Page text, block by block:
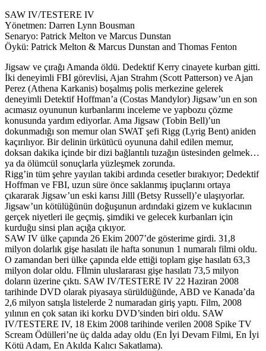
SAW IV/TESTERE IV
Yönetmen: Darren Lynn Bousman
Senaryo: Patrick Melton ve Marcus Dunstan
Öykü: Patrick Melton & Marcus Dunstan and Thomas Fenton
Jigsaw ve çırağı Amanda öldü. Dedektif Kerry cinayete kurban gitti.
İki deneyimli FBI görevlisi, Ajan Strahm (Scott Patterson) ve Ajan
Perez (Athena Karkanis) boşalmış polis merkezine gelerek
deneyimli Detektif Hoffman’a (Costas Mandylor) Jigsaw’un en son
acımasız oyununun kurbanlarını inceleme ve yapbozu çözme
konusunda yardım ediyorlar. Ama Jigsaw (Tobin Bell)’un
dokunmadığı son memur olan SWAT şefi Rigg (Lyrig Bent) aniden
kaçırılıyor. Bir delinin ürkütücü oyununa dahil edilen memur,
doksan dakika içinde bir dizi bağlantılı tuzağın üstesinden gelmek…
ya da ölümcül sonuçlarla yüzleşmek zorunda.
Rigg’in tüm şehre yayılan takibi ardında cesetler bırakıyor; Dedektif
Hoffman ve FBI, uzun süre önce saklanmış ipuçlarını ortaya
çıkararak Jigsaw’un eski karısı Jilll (Betsy Russell)’e ulaşıyorlar.
Jigsaw’un kötülüğünün doğuşunun ardındaki gizem ve kuklacının
gerçek niyetleri ile geçmiş, şimdiki ve gelecek kurbanları için
kurduğu sinsi plan açığa çıkıyor.
SAW IV ülke çapında 26 Ekim 2007’de gösterime girdi. 31,8
milyon dolarlık gişe hasılatı ile hafta sonunun 1 numaralı filmi oldu.
O zamandan beri ülke çapında elde ettiği toplam gişe hasılatı 63,3
milyon dolar oldu. Fİlmin uluslararası gişe hasılatı 73,5 milyon
doların üzerine çıktı. SAW IV/TESTERE IV 22 Haziran 2008
tarihinde DVD olarak piyasaya sürüldüğünde, ABD ve Kanada’da
2,6 milyon satışla listelerde 2 numaradan giriş yaptı. Film, 2008
yılının en çok satan iki korku DVD’sinden biri oldu. SAW
IV/TESTERE IV, 18 Ekim 2008 tarihinde verilen 2008 Spike TV
Scream Ödülleri’ne üç dalda aday oldu (En İyi Devam Filmi, En İyi
Kötü Adam, En Akılda Kalıcı Sakatlama).